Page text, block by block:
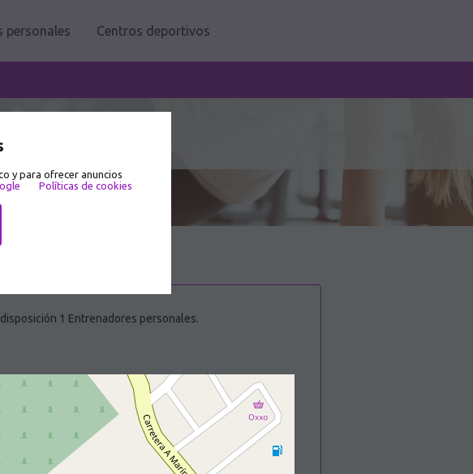
y para ofrecer anuncios
Políticas de cookies
personales Centros deportivos
1 Entrenadores personales.